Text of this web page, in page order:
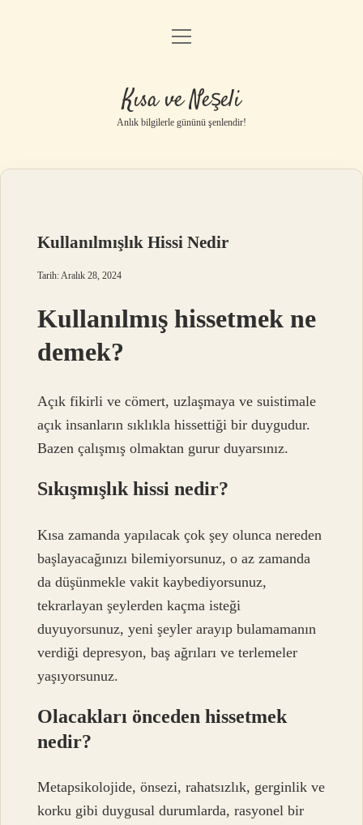
Anasayfa
Yasal Uyarı
menüyü
Kısa ve Neşeli
Anlık bilgilerle gününü şenlendir!
Kullanılmışlık Hissi Nedir
Tarih: Aralık 28, 2024
Kullanılmış hissetmek ne
demek?
Açık fikirli ve cömert, uzlaşmaya ve suistimale
açık insanların sıklıkla hissettiği bir duygudur.
Bazen çalışmış olmaktan gurur duyarsınız.
Sıkışmışlık hissi nedir?
Kısa zamanda yapılacak çok şey olunca nereden
başlayacağınızı bilemiyorsunuz, o az zamanda
da düşünmekle vakit kaybediyorsunuz,
tekrarlayan şeylerden kaçma isteği
duyuyorsunuz, yeni şeyler arayıp bulamamanın
verdiği depresyon, baş ağrıları ve terlemeler
yaşıyorsunuz.
Olacakları önceden hissetmek
nedir?
Metapsikolojide, önsezi, rahatsızlık, gerginlik ve
korku gibi duygusal durumlarda, rasyonel bir